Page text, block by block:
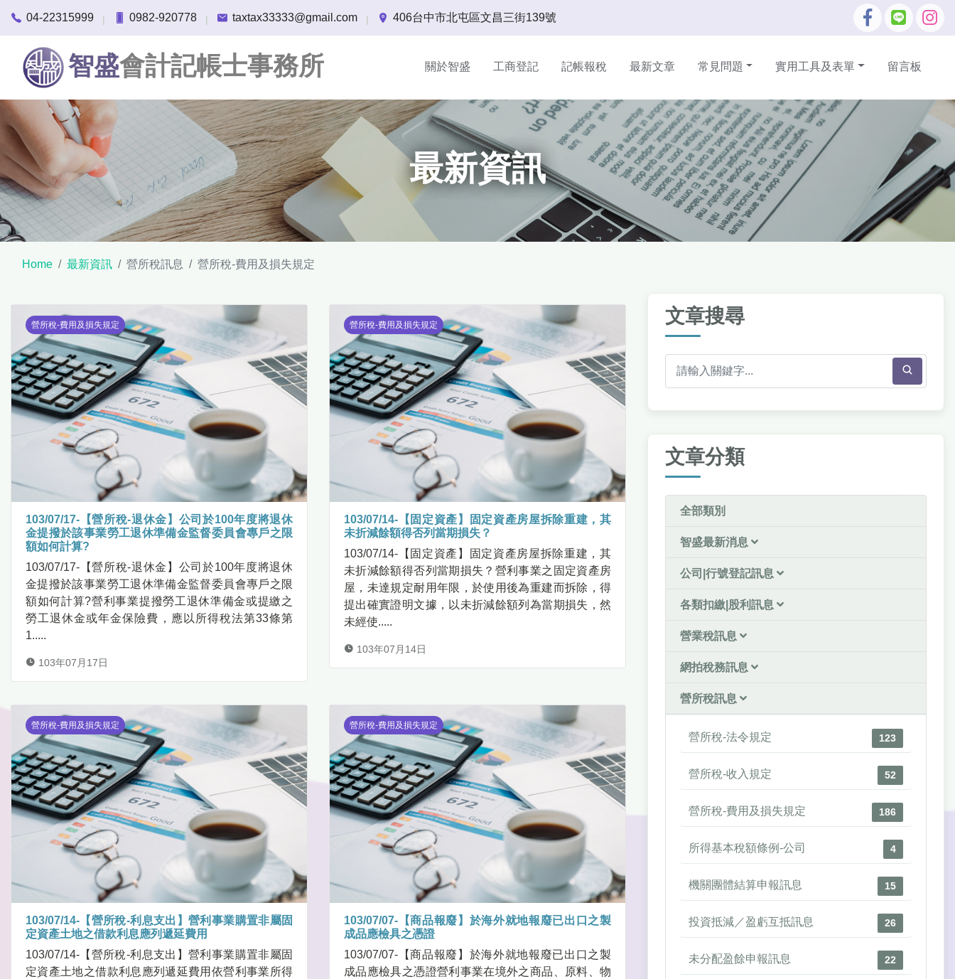
04-22315999 | 0982-920778 | taxtax33333@gmail.com | 406台中市北屯區文昌三街139號
智盛會計記帳士事務所 關於智盛 工商登記 記帳報稅 最新文章 常見問題 實用工具及表單 留言板
最新資訊
Home 最新資訊 營所稅訊息 營所稅-費用及損失規定
營所稅-費用及損失規定
103/07/17-【營所稅-退休金】公司於100年度將退休
金提撥於該事業勞工退休準備金監督委員會專戶之限
額如何計算?
103/07/17-【營所稅-退休金】公司於100年度將退休
金提撥於該事業勞工退休準備金監督委員會專戶之限
額如何計算?營利事業提撥勞工退休準備金或提繳之
勞工退休金或年金保險費，應以所得稅法第33條第
1.....
103年07月17日
營所稅-費用及損失規定
103/07/14-【固定資產】固定資產房屋拆除重建，其
未折減餘額得否列當期損失？
103/07/14-【固定資產】固定資產房屋拆除重建，其
未折減餘額得否列當期損失？營利事業之固定資產房
屋，未達規定耐用年限，於使用後為重建而拆除，得
提出確實證明文據，以未折減餘額列為當期損失，然
未經使.....
103年07月14日
營所稅-費用及損失規定
103/07/14-【營所稅-利息支出】營利事業購置非屬固
定資產土地之借款利息應列遞延費用
103/07/14-【營所稅-利息支出】營利事業購置非屬固
定資產土地之借款利息應列遞延費用依營利事業所得
營所稅-費用及損失規定
103/07/07-【商品報廢】於海外就地報廢已出口之製
成品應檢具之憑證
103/07/07-【商品報廢】於海外就地報廢已出口之製
成品應檢具之憑證營利事業在境外之商品、原料、物
文章搜尋
文章分類
全部類別
智盛最新消息
公司|行號登記訊息
各類扣繳|股利訊息
營業稅訊息
網拍稅務訊息
營所稅訊息
營所稅-法令規定 123
營所稅-收入規定 52
營所稅-費用及損失規定 186
所得基本稅額條例-公司 4
機關團體結算申報訊息 15
投資抵減／盈虧互抵訊息 26
未分配盈餘申報訊息 22